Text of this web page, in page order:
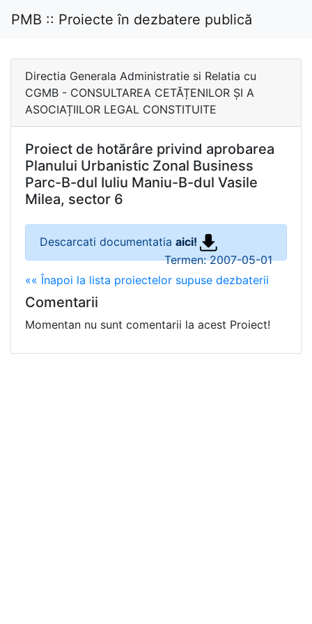
PMB :: Proiecte în dezbatere publică
Directia Generala Administratie si Relatia cu
CGMB - CONSULTAREA CETĂȚENILOR ȘI A
ASOCIAȚIILOR LEGAL CONSTITUITE
Proiect de hotărâre privind aprobarea
Planului Urbanistic Zonal Business
Parc-B-dul Iuliu Maniu-B-dul Vasile
Milea, sector 6
Descarcati documentatia aici!
Termen: 2007-05-01
«« Înapoi la lista proiectelor supuse dezbaterii
Comentarii
Momentan nu sunt comentarii la acest Proiect!